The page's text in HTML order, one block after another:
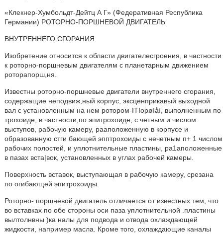
«Клекнер-Хумбольдт-Дейтц А Г» (Федеративная Республика
Германии) РОТОРНО-ПОРШНЕВОЙ ДВИГАТЕЛЬ
ВНУТРЕННЕГО СГОРАНИЯ
Изобретение относится к области двигателесгроения, в частности
к роторно-поршневым двигателям с планетарным движением
роторапорш,ня.
Известны роторно-поршневые двигатели внутреннего сгорания,
содержащие неподвиж,ный корпус, эксценприкавый выходной
вал с установленным на нем ротором-ITIopøíåì, выполненным по
трохоиде, в частности,по эпитрохоиде, с четным и числом
выступов, рабочую камеру, рааположенную в корпусе и
образованную стги бающей эпптрохоиды с нечетным п+ 1 числом
рабочих полостей, и уплотнительные пластины, ра1аположенные
в пазах вста|вок, установленных в углах рабочей камеры.
Поверхность вставок, выступающая в рабочую камеру, срезана
по огибающей эпитрохоиды.
Роторно- поршневой двигатель отличается от известных тем, что
во вставках по обе стороны оси паза уплотнительной .пластины
вылтолнвны )ка налы для подвода и отвода охлаждающей
жидкости, например масла. Кроме того, охлаждающие каналы